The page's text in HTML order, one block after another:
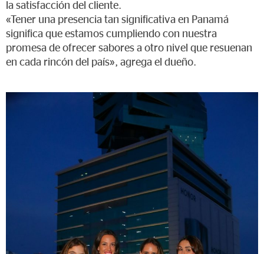
la satisfacción del cliente.
«Tener una presencia tan significativa en Panamá
significa que estamos cumpliendo con nuestra
promesa de ofrecer sabores a otro nivel que resuenan
en cada rincón del país», agrega el dueño.